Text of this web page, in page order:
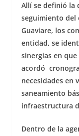
Allí se definió la
seguimiento del
Guaviare, los
entidad, se
sinergias en
acordó
necesidades en
saneamiento
infraestructura
Dentro de la